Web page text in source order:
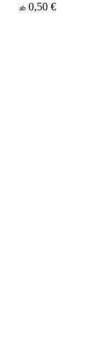
ab 0,50 €